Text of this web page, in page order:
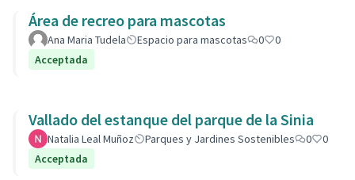
Área de recreo para mascotas
Ana Maria Tudela Espacio para mascotas 0
0
Acceptada
Vallado del estanque del parque de la Sinia
Natalia Leal Muñoz Parques y Jardines Sostenibles 0
0
Acceptada